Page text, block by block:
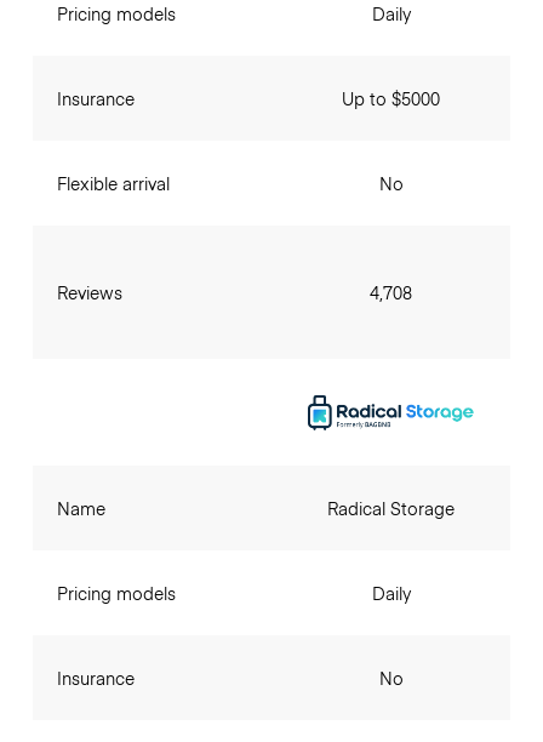
Pricing models
Insurance
Flexible arrival
Reviews
Daily
Up to $5000
No
4,708
Name
Pricing models
Insurance
Radical Storage
Daily
No